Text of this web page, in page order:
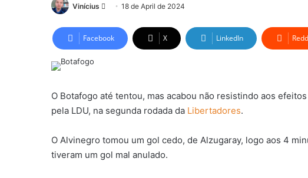
Vinícius
Send
email
18 de April de 2024
Facebook X LinkedIn
O Botafogo até tentou, mas acabou não resistindo aos
pela LDU, na segunda rodada da Libertadores.
O Alvinegro tomou um gol cedo, de Alzugaray, logo aos 4
tiveram um gol mal anulado.